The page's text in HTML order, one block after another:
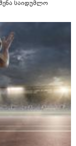
საიდუმლო